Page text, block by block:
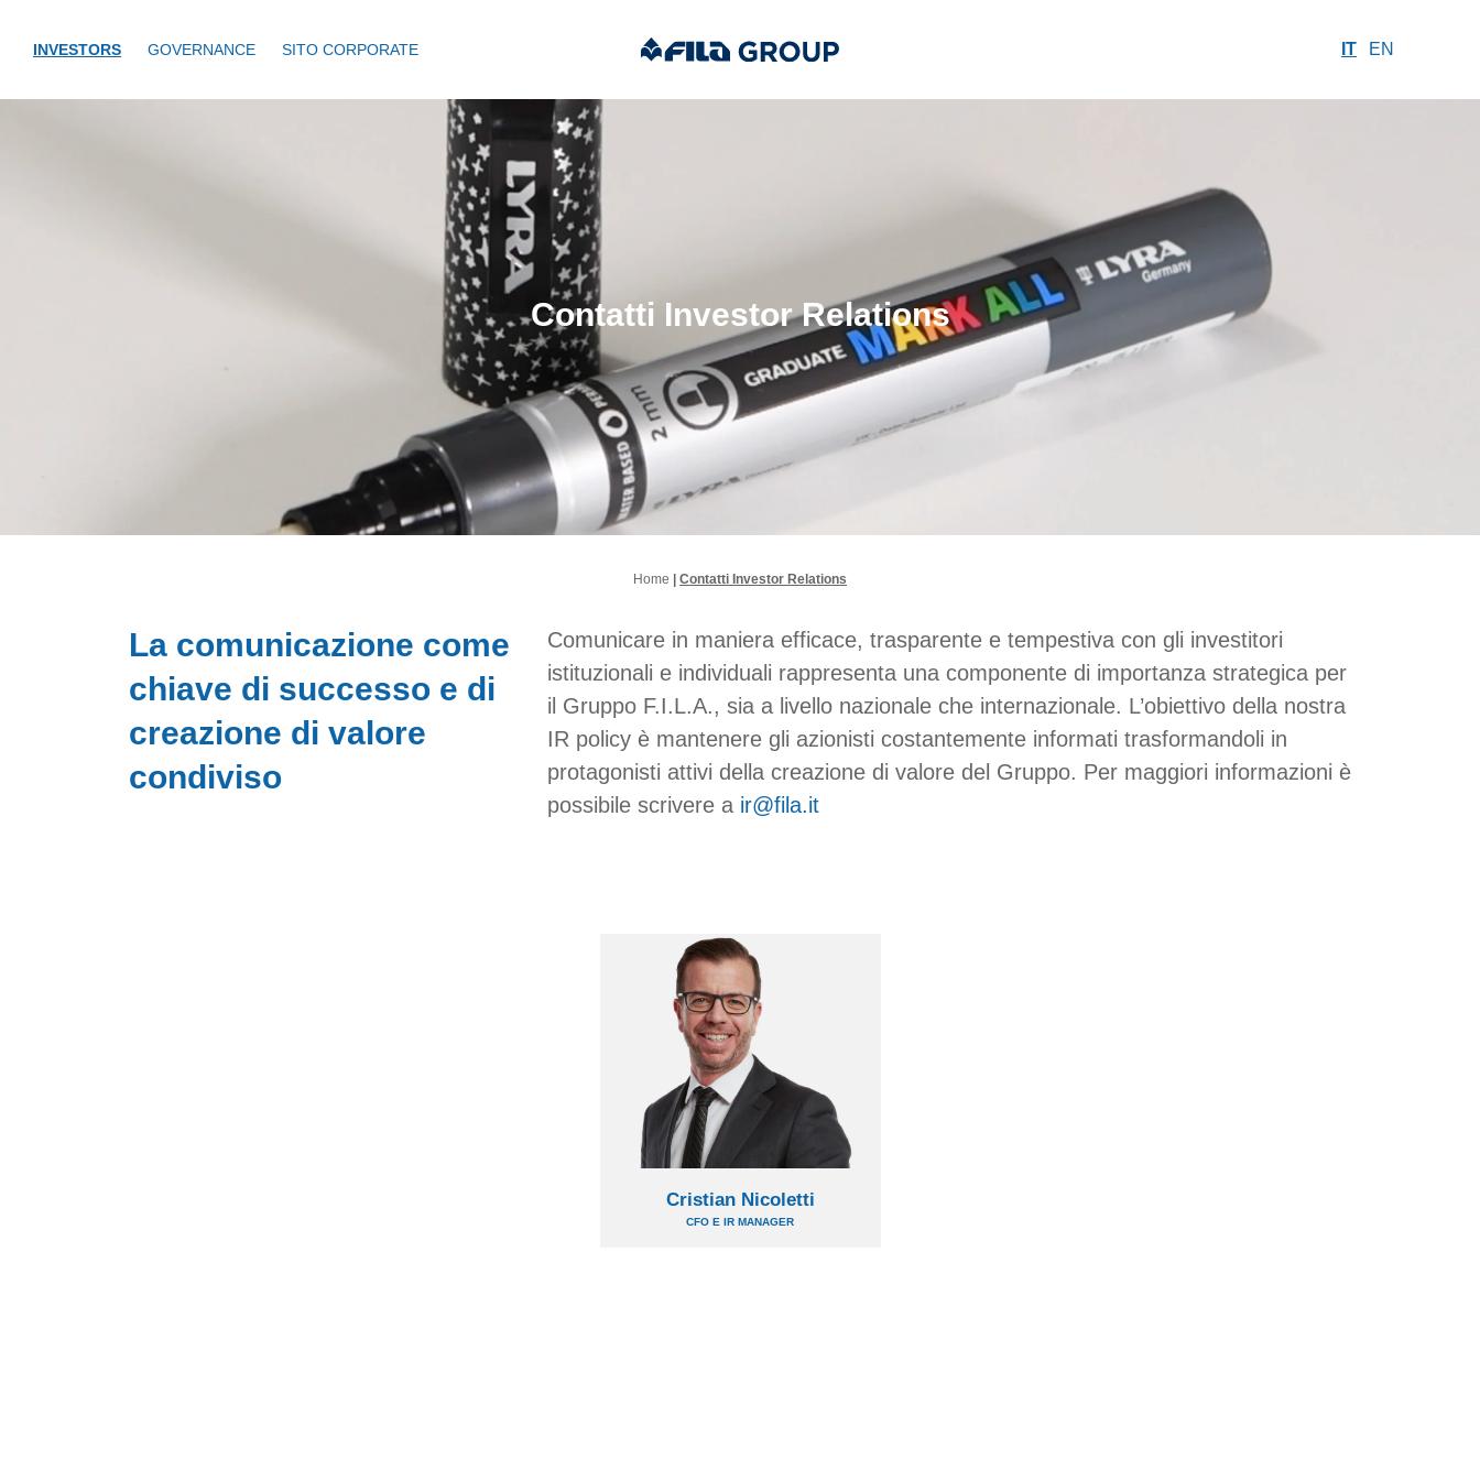
INVESTORS GOVERNANCE SITO CORPORATE IT EN
Contatti Investor Relations
Home Contatti Investor Relations
La comunicazione come
chiave di successo e di
creazione di valore
condiviso
Comunicare in maniera efficace, trasparente e tempestiva con gli investitori
istituzionali e individuali rappresenta una componente di importanza strategica per
il Gruppo F.I.L.A., sia a livello nazionale che internazionale. L’obiettivo della nostra
IR policy è mantenere gli azionisti costantemente informati trasformandoli in
protagonisti attivi della creazione di valore del Gruppo. Per maggiori informazioni è
possibile scrivere a ir@fila.it
Cristian Nicoletti
CFO E IR MANAGER